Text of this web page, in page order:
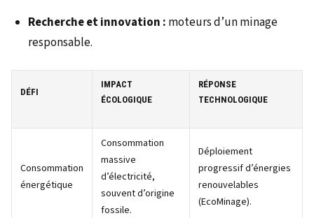
Recherche et innovation : moteurs d’un minage
responsable.
DÉFI
IMPACT
ÉCOLOGIQUE
RÉPONSE
TECHNOLOGIQUE
Consommation
énergétique
Consommation
massive
d’électricité,
souvent d’origine
fossile.
Déploiement
progressif d’énergies
renouvelables
(EcoMinage).